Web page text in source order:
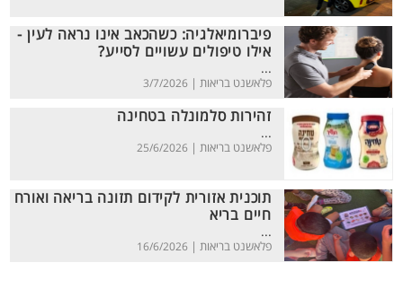
פיברומיאלגיה: כשהכאב אינו נראה לעין -
אילו טיפולים עשויים לסייע?
...
פלאשנט בריאות | 3/7/2026
זהירות סלמונלה בטחינה
...
פלאשנט בריאות | 25/6/2026
תוכנית אזורית לקידום תזונה בריאה ואורח
חיים בריא
...
פלאשנט בריאות | 16/6/2026